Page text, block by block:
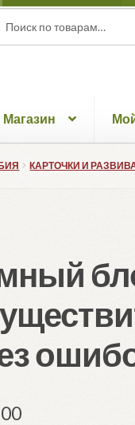
Магазин
КАРТОЧКИ И